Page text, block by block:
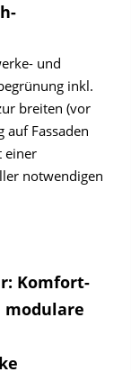
und
inkl.
breiten (vor
Fassaden
einer
notwendigen
Komfort-
modulare